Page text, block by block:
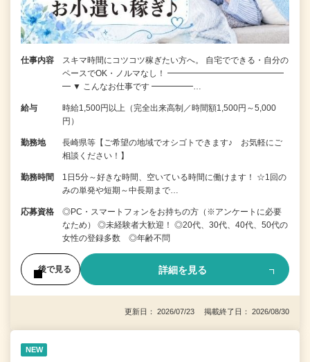
仕事内容
スキマ時間にコツコツ稼ぎたい方へ。 自宅でできる・自分の
ペースでOK・ノルマなし！ ━━━━━━━━━━━━━━
━ ▼ こんなお仕事です ━━━━━…
給与
時給1,500円以上（完全出来高制／時間額1,500円～5,000
円）
勤務地
長崎県等【ご希望の地域でオシゴトできます♪ お気軽にご
相談ください！】
勤務時間
1日5分～好きな時間、空いている時間に働けます！ ☆1回の
みの単発や短期～中長期まで…
応募資格
◎PC・スマートフォンをお持ちの方（※アンケートに必要
なため） ◎未経験者大歓迎！ ◎20代、30代、40代、50代の
女性の登録多数 ◎年齢不問
後で見る 詳細を見る
更新日： 2026/07/23 掲載終了日： 2026/08/30
NEW